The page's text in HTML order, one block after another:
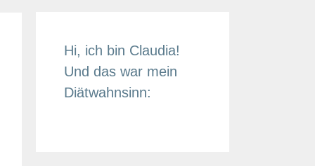
Hi, ich bin Claudia!
Und das war mein
Diätwahnsinn: